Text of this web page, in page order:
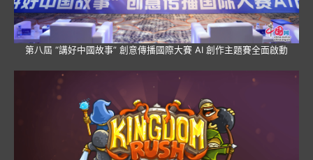
第八屆 “講好中國故事” 創意傳播國際大賽 AI 創作主題賽全面啟動